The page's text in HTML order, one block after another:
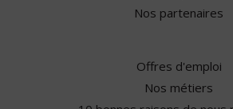
Nos partenaires
Offres d'emploi
Nos métiers